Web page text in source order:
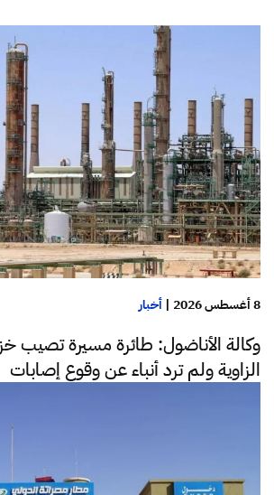
8 أغسطس 2026 | أخبار
وكالة الأناضول: طائرة مسيرة تصيب
الزاوية ولم ترد أنباء عن وقوع إصابات